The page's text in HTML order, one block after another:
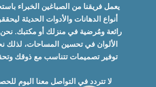
يعمل فريقنا من الصباغين الخبراء
أنواع الدهانات والأدوات الحديثة
رائعة ومُرضية في منزلك أو مكتبك. نحن
الألوان في تحسين المساحات،
توفير تصميمات تتناسب مع ذوقك
لا تتردد في التواصل معنا اليوم